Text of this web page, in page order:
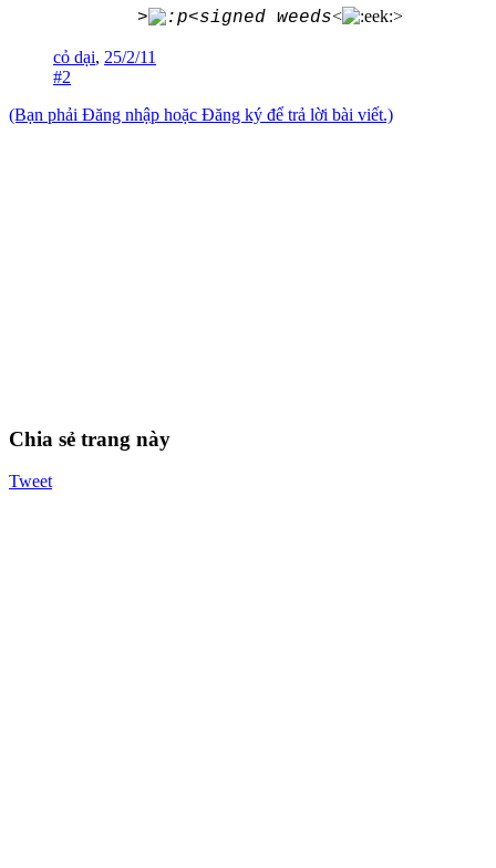
> <signed weeds< >
cỏ dại, 25/2/11
#2
(Bạn phải Đăng nhập hoặc Đăng ký để trả lời bài viết.)
Chia sẻ trang này
Tweet